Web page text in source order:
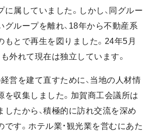
属していました。しかし、同グルー
グループを離れ、18年から不動産系
もとで再生を図りました。24年5月
外れて現在は独立しています。
営を建て直すために、当地の人材情
を収集しました。加賀商工会議所は
したから、積極的に訪れ交流を深め
す。ホテル業・観光業を営むにあた